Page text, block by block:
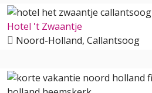
Hotel 't Zwaantje
Noord-Holland, Callantsoog